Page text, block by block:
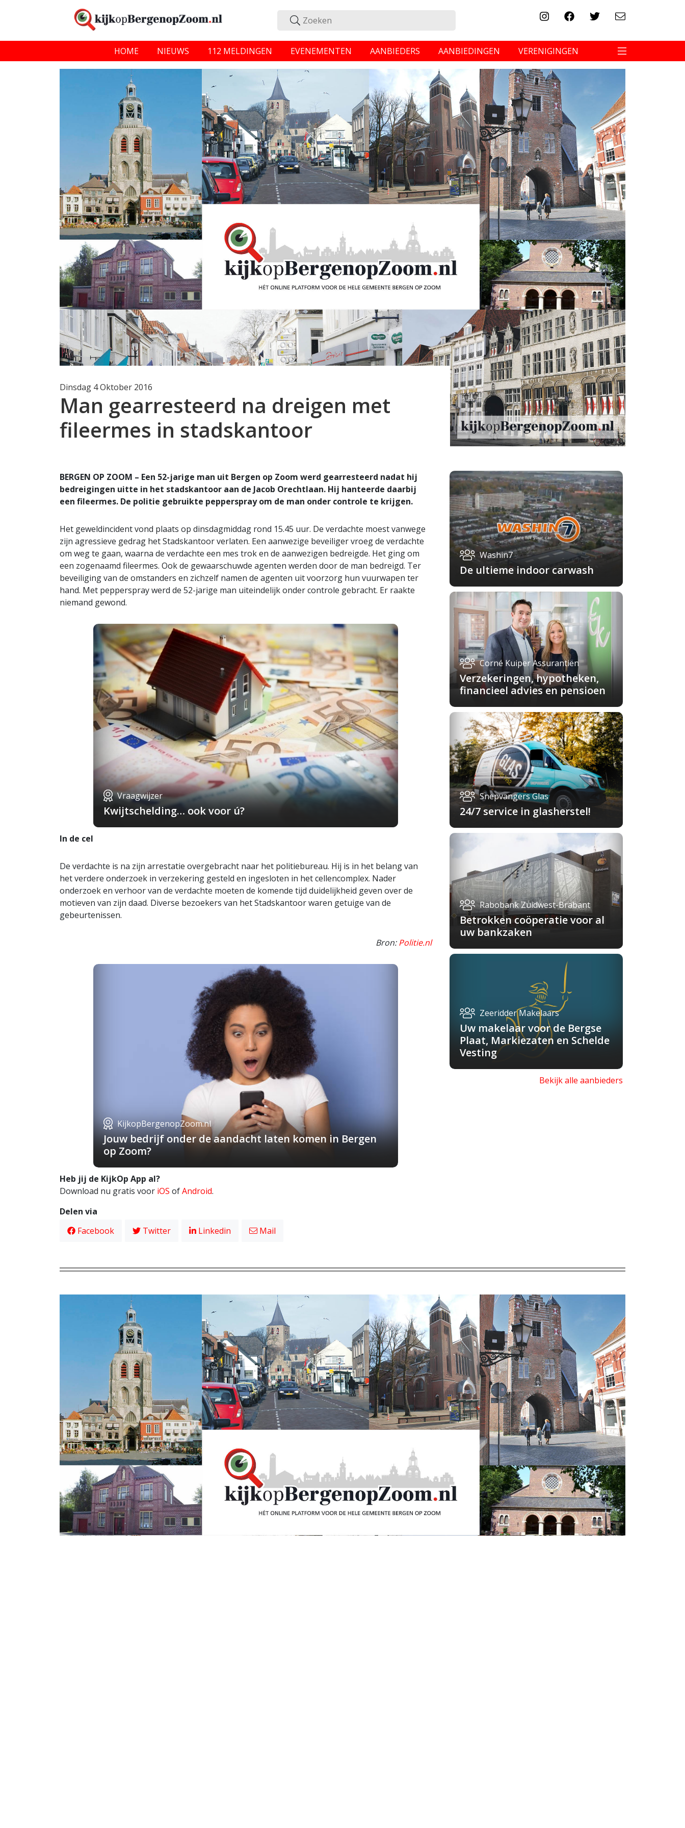
HOME NIEUWS 112 MELDINGEN EVENEMENTEN AANBIEDERS AANBIEDINGEN VERENIGINGEN
Dinsdag 4 Oktober 2016
Man gearresteerd na dreigen met
fileermes in stadskantoor
BERGEN OP ZOOM – Een 52-jarige man uit Bergen op Zoom werd gearresteerd nadat hij
bedreigingen uitte in het stadskantoor aan de Jacob Orechtlaan. Hij hanteerde daarbij
een fileermes. De politie gebruikte pepperspray om de man onder controle te krijgen.
Het geweldincident vond plaats op dinsdagmiddag rond 15.45 uur. De verdachte moest vanwege
zijn agressieve gedrag het Stadskantoor verlaten. Een aanwezige beveiliger vroeg de verdachte
om weg te gaan, waarna de verdachte een mes trok en de aanwezigen bedreigde. Het ging om
een zogenaamd fileermes. Ook de gewaarschuwde agenten werden door de man bedreigd. Ter
beveiliging van de omstanders en zichzelf namen de agenten uit voorzorg hun vuurwapen ter
hand. Met pepperspray werd de 52-jarige man uiteindelijk onder controle gebracht. Er raakte
niemand gewond.
Vraagwijzer
Kwijtschelding… ook voor ú?
In de cel
De verdachte is na zijn arrestatie overgebracht naar het politiebureau. Hij is in het belang van
het verdere onderzoek in verzekering gesteld en ingesloten in het cellencomplex. Nader
onderzoek en verhoor van de verdachte moeten de komende tijd duidelijkheid geven over de
motieven van zijn daad. Diverse bezoekers van het Stadskantoor waren getuige van de
gebeurtenissen.
Bron:Politie.nl
KijkopBergenopZoom.nl
Jouw bedrijf onder de aandacht laten komen in Bergen
op Zoom?
Heb jij de KijkOp App al?
Download nu gratis voor iOS ofAndroid.
Delen via
Facebook
Twitter Linkedin Mail
Washin7
De ultieme indoor carwash
Corné Kuiper Assurantiën
Verzekeringen, hypotheken,
financieel advies en pensioen
Snepvangers Glas
24/7 service in glasherstel!
Rabobank Zuidwest-Brabant
Betrokken coöperatie voor al
uw bankzaken
Zeeridder Makelaars
Uw makelaar voor de Bergse
Plaat, Markiezaten en Schelde
Vesting
Bekijk alle aanbieders